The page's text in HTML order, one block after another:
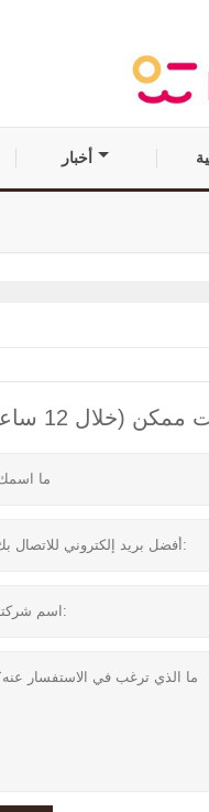
أخبار
12 ساعة)